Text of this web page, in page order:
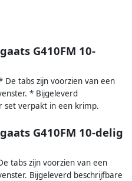
G410FM 10-
De tabs zijn voorzien van een
* Bijgeleverd
set verpakt in een krimp.
G410FM 10-delig
tabs zijn voorzien van een
Bijgeleverd beschrijfbare